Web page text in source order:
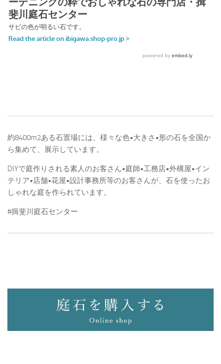
約8400m2ある石置場には、様々な色•大きさ•形の石を全国か
ら集めて、展示しています。
DIYで庭作りされる素人のお客さん•庭師•工務店•外構屋•イン
テリア•店舗•花屋•設計事務所等のお客さんが、石を使ったお
しゃれな庭を作られています。
#揖斐川庭石センター